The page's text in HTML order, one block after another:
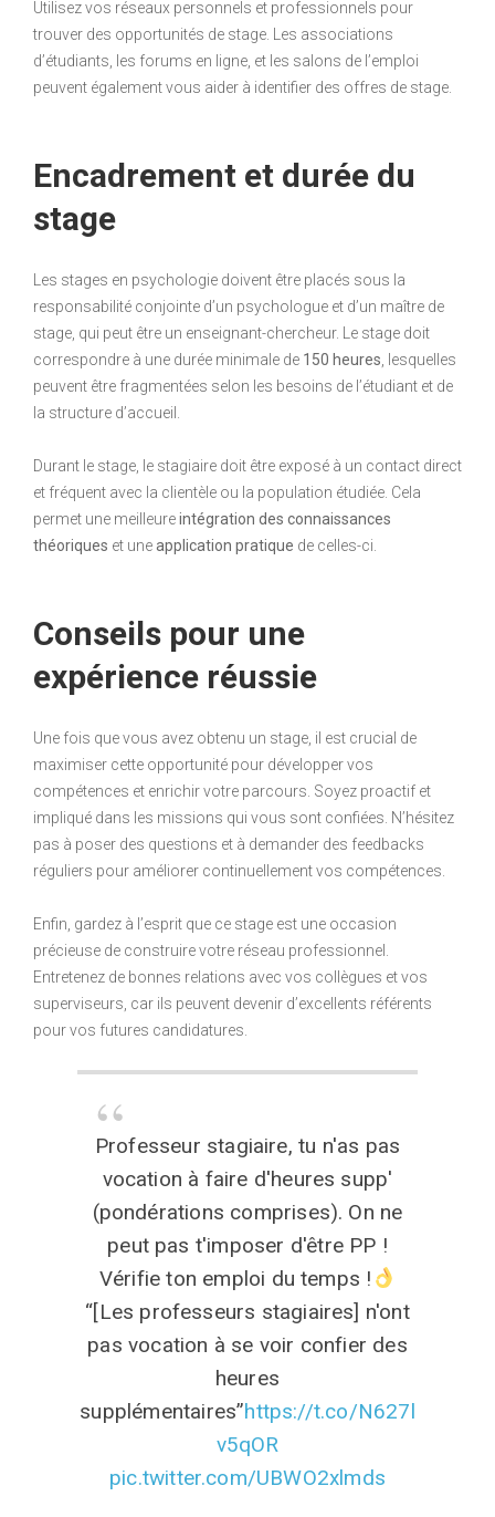
Utilisez vos réseaux personnels et professionnels pour
trouver des opportunités de stage. Les associations
d’étudiants, les forums en ligne, et les salons de l’emploi
peuvent également vous aider à identifier des offres de stage.
Encadrement et durée du
stage
Les stages en psychologie doivent être placés sous la
responsabilité conjointe d’un psychologue et d’un maître de
stage, qui peut être un enseignant-chercheur. Le stage doit
correspondre à une durée minimale de 150 heures , lesquelles
peuvent être fragmentées selon les besoins de l’étudiant et de
la structure d’accueil.
Durant le stage, le stagiaire doit être exposé à un contact direct
et fréquent avec la clientèle ou la population étudiée. Cela
permet une meilleureintégration des connaissances
théoriques et uneapplication pratique de celles-ci.
Conseils pour une
expérience réussie
Une fois que vous avez obtenu un stage, il est crucial de
maximiser cette opportunité pour développer vos
compétences et enrichir votre parcours. Soyez proactif et
impliqué dans les missions qui vous sont confiées. N’hésitez
pas à poser des questions et à demander des feedbacks
réguliers pour améliorer continuellement vos compétences.
Enfin, gardez à l’esprit que ce stage est une occasion
précieuse de construire votre réseau professionnel.
Entretenez de bonnes relations avec vos collègues et vos
superviseurs, car ils peuvent devenir d’excellents référents
pour vos futures candidatures.
Professeur stagiaire, tu n'as pas
vocation à faire d'heures supp'
(pondérations comprises). On ne
peut pas t'imposer d'être PP !
Vérifie ton emploi du temps !
“[Les professeurs stagiaires] n'ont
pas vocation à se voir confier des
heures
supplémentaires”https://t.co/N627l
v5qOR
pic.twitter.com/UBWO2xlmds